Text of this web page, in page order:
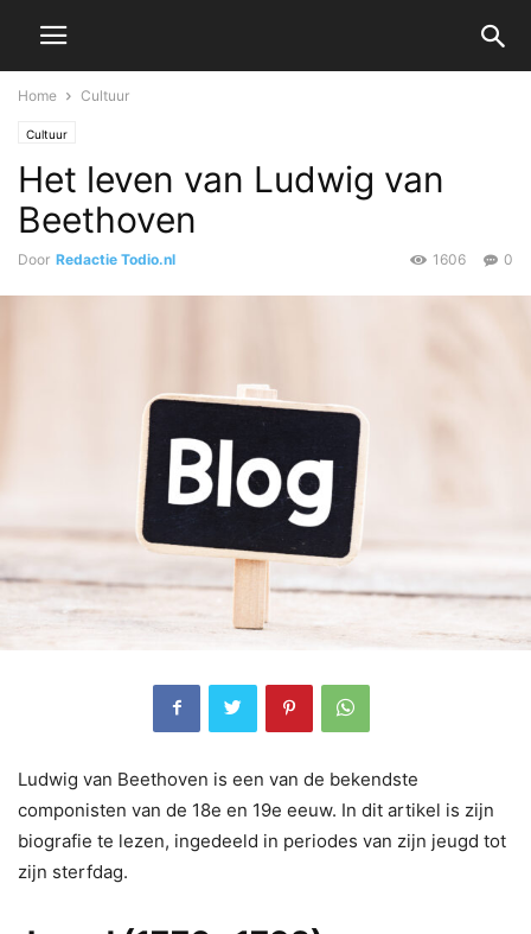
Home Cultuur
Cultuur
Het leven van Ludwig van
Beethoven
Door Redactie Todio.nl 0
1606
Ludwig van Beethoven is een van de bekendste
componisten van de 18e en 19e eeuw. In dit artikel is zijn
biografie te lezen, ingedeeld in periodes van zijn jeugd tot
zijn sterfdag.